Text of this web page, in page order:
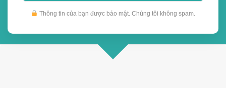
Thông tin của bạn được bảo mật. Chúng tôi không spam.